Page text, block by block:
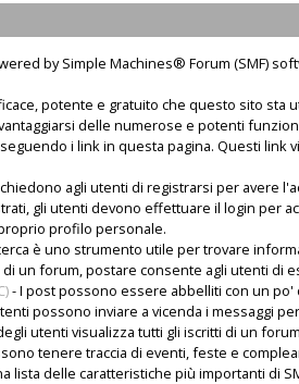
by Simple Machines® Forum (SMF)
potente e gratuito che questo sito
delle numerose e potenti
i link in questa pagina. Questi link
agli utenti di registrarsi per avere
gli utenti devono effettuare il login per
profilo personale.
è uno strumento utile per trovare
un forum, postare consente agli utenti di
- I post possono essere abbelliti con un po'
possono inviare a vicenda i messaggi
utenti visualizza tutti gli iscritti di un
tenere traccia di eventi, feste e
lista delle caratteristiche più importanti di